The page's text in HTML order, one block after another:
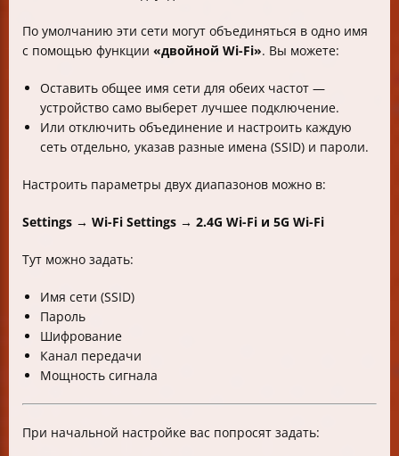
По умолчанию эти сети могут объединяться в одно имя
с помощью функции «двойной Wi-Fi». Вы можете:
Оставить общее имя сети для обеих частот —
устройство само выберет лучшее подключение.
Или отключить объединение и настроить каждую
сеть отдельно, указав разные имена (SSID) и пароли.
Настроить параметры двух диапазонов можно в:
Settings → Wi-Fi Settings → 2.4G Wi-Fi и 5G Wi-Fi
Тут можно задать:
Имя сети (SSID)
Пароль
Шифрование
Канал передачи
Мощность сигнала
При начальной настройке вас попросят задать: